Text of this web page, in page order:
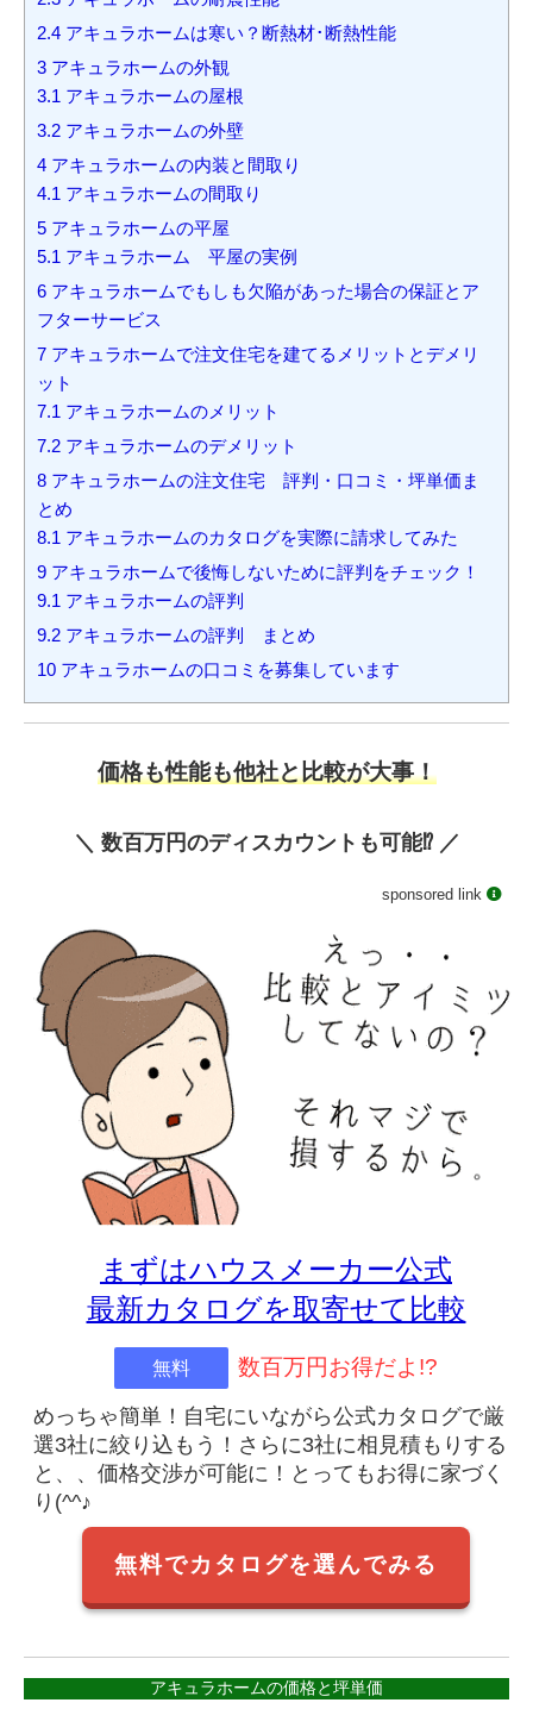
2.4 アキュラホームは寒い？断熱材･断熱性能
3 アキュラホームの外観
3.1 アキュラホームの屋根
3.2 アキュラホームの外壁
4 アキュラホームの内装と間取り
4.1 アキュラホームの間取り
5 アキュラホームの平屋
5.1 アキュラホーム 平屋の実例
6 アキュラホームでもしも欠陥があった場合の保証とア
フターサービス
7 アキュラホームで注文住宅を建てるメリットとデメリ
ット
7.1 アキュラホームのメリット
7.2 アキュラホームのデメリット
8 アキュラホームの注文住宅 評判・口コミ・坪単価ま
とめ
8.1 アキュラホームのカタログを実際に請求してみた
9 アキュラホームで後悔しないために評判をチェック！
9.1 アキュラホームの評判
9.2 アキュラホームの評判 まとめ
10 アキュラホームの口コミを募集しています
価格も性能も他社と比較が大事！
＼ 数百万円のディスカウントも可能⁉️ ／
sponsored link
まずはハウスメーカー公式
最新カタログを取寄せて比較
無料 数百万円お得だよ!?
めっちゃ簡単！自宅にいながら公式カタログで厳
選3社に絞り込もう！さらに3社に相見積もりする
と、、価格交渉が可能に！とってもお得に家づく
り(^^♪
無料でカタログを選んでみる
アキュラホームの価格と坪単価